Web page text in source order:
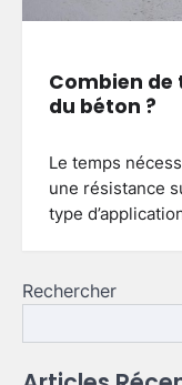
Combien
du béton ?
Le temps
une résistance
type
Rechercher